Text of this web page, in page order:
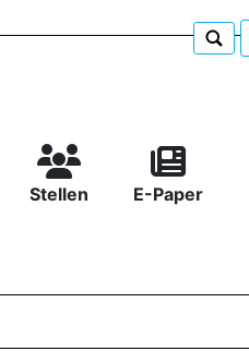
Stellen E-Paper